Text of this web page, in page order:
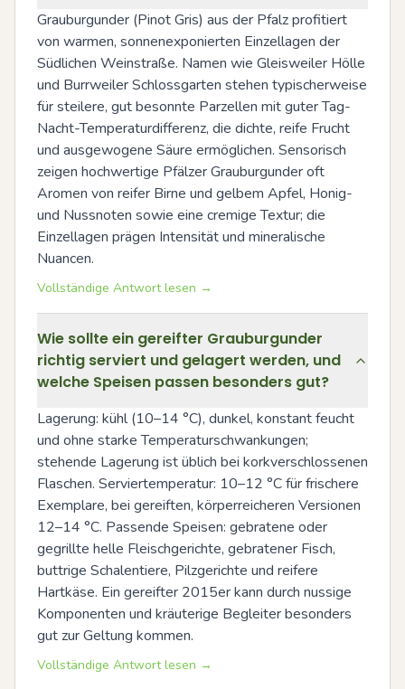
Grauburgunder (Pinot Gris) aus der Pfalz profitiert
von warmen, sonnenexponierten Einzellagen der
Südlichen Weinstraße. Namen wie Gleisweiler Hölle
und Burrweiler Schlossgarten stehen typischerweise
für steilere, gut besonnte Parzellen mit guter Tag-
Nacht-Temperaturdifferenz, die dichte, reife Frucht
und ausgewogene Säure ermöglichen. Sensorisch
zeigen hochwertige Pfälzer Grauburgunder oft
Aromen von reifer Birne und gelbem Apfel, Honig-
und Nussnoten sowie eine cremige Textur; die
Einzellagen prägen Intensität und mineralische
Nuancen.
Vollständige Antwort lesen →
Wie sollte ein gereifter Grauburgunder
richtig serviert und gelagert werden, und
welche Speisen passen besonders gut?
Lagerung: kühl (10–14 °C), dunkel, konstant feucht
und ohne starke Temperaturschwankungen;
stehende Lagerung ist üblich bei korkverschlossenen
Flaschen. Serviertemperatur: 10–12 °C für frischere
Exemplare, bei gereiften, körperreicheren Versionen
12–14 °C. Passende Speisen: gebratene oder
gegrillte helle Fleischgerichte, gebratener Fisch,
buttrige Schalentiere, Pilzgerichte und reifere
Hartkäse. Ein gereifter 2015er kann durch nussige
Komponenten und kräuterige Begleiter besonders
gut zur Geltung kommen.
Vollständige Antwort lesen →